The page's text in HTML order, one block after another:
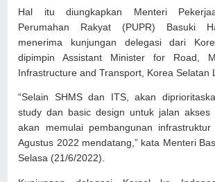
Hal itu diungkapkan Menteri
Perumahan Rakyat (PUPR) Basuki
menerima kunjungan delegasi dari
dipimpin Assistant Minister for Road,
Infrastructure and Transport, Korea Selatan
“Selain SHMS dan ITS, akan
study dan basic design untuk jalan akses
akan memulai pembangunan
Agustus 2022 mendatang,” kata Menteri
Selasa (21/6/2022).